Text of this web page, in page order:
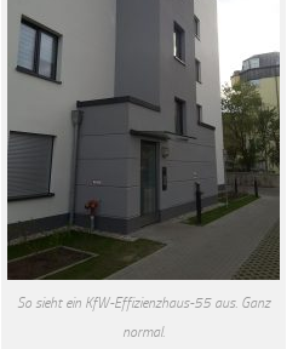
So sieht ein KfW-Effizienzhaus-55 aus. Ganz
normal.